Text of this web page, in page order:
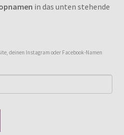
in das unten stehende
deinen Instagram oder Facebook-Namen